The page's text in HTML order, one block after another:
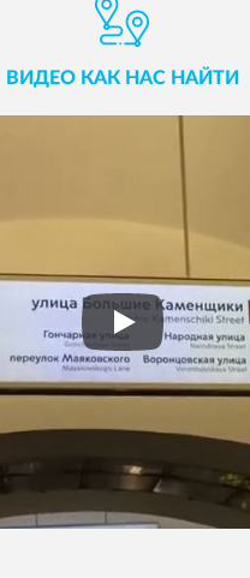
ВИДЕО КАК НАС НАЙТИ
Play